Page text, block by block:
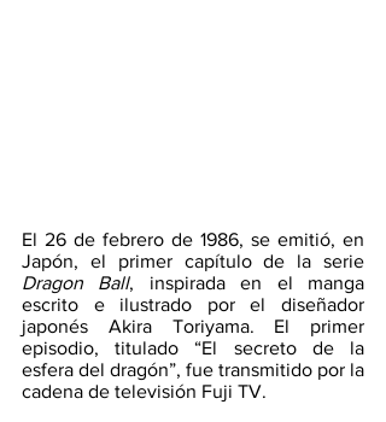
El 26 de febrero de 1986, se emitió, en
Dragon Ball, inspirada en el manga
escrito e ilustrado por el diseñador
japonés Akira Toriyama. El primer
episodio, titulado “El secreto de la
esfera del dragón”, fue transmitido por la
cadena de televisión Fuji TV.